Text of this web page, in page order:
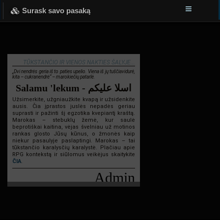
Surask savo pasaką
TŪKSTANČIO IR VIENOS NAKTIES ŠALYJE...
„Dvi nendrės geria iš to paties upelio. Viena iš jų tuščiavidurė,
kita – cukranendrė“ – marokiečių patarlė.
Salamu 'lekum - اسلا عليكم
Užsimerkite, užgniaužkite kvapą ir užsidenkite
ausis. Čia įprastos juslės nepadės geriau
suprasti ir pažinti šį egzotika kvepiantį kraštą.
Marokas – stebuklų žemė, kur saulė
beprotiškai kaitina, vėjas švelniau už motinos
rankas glosto Jūsų kūnus, o žmonės kaip
niekur pasaulyje paslaptingi. Marokas – tai
tūkstančio karalysčių karalystė. Plačiau apie
RPG kontekstą ir siūlomus veikėjus skaitykite
ČIA.
Admin